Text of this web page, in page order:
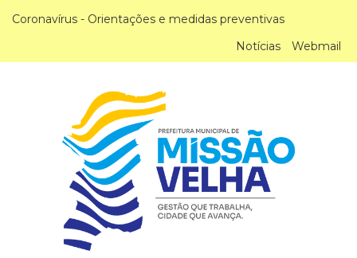
Coronavírus - Orientações e medidas preventivas
Notícias
Webmail